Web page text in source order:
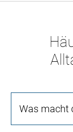
Was macht